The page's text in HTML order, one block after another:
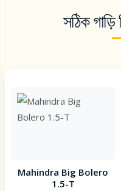
সঠিক
Mahindra Big Bolero
1.5-T